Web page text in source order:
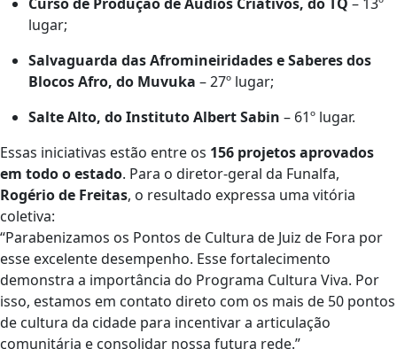
lugar;
Salvaguarda das Afromineiridades e Saberes dos
Blocos Afro, do Muvuka – 27º lugar;
Salte Alto, do Instituto Albert Sabin – 61º lugar.
Essas iniciativas estão entre os 156 projetos aprovados
em todo o estado. Para o diretor-geral da Funalfa,
Rogério de Freitas, o resultado expressa uma vitória
coletiva:
“Parabenizamos os Pontos de Cultura de Juiz de Fora por
esse excelente desempenho. Esse fortalecimento
demonstra a importância do Programa Cultura Viva. Por
isso, estamos em contato direto com os mais de 50 pontos
de cultura da cidade para incentivar a articulação
comunitária e consolidar nossa futura rede.”